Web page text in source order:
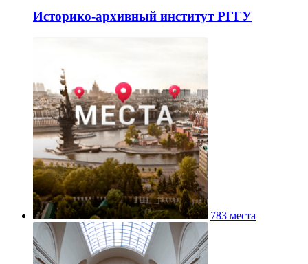
Историко-архивный институт РГГУ
783 места